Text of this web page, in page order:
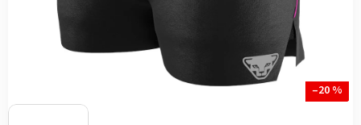
–20 %